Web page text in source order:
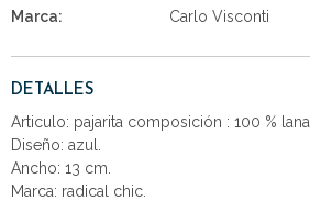
Marca: Carlo Visconti
DETALLES
Articulo: pajarita composición : 100 % lana.
Diseño: azul.
Ancho: 13 cm.
Marca: radical chic.